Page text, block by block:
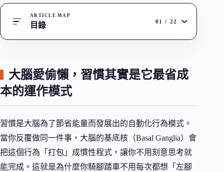
ARTICLE MAP
目錄 01 / 22
大腦愛偷懶，習慣其實是它最省成
本的運作模式
習慣是大腦為了節省能量而發展出的自動化行為模式。
當你反覆做同一件事，大腦的基底核（Basal Ganglia）會
把這個行為「打包」成慣性程式，讓你不用刻意思考就
能完成。這就是為什麼你騎腳踏車不用每次都想「左腳